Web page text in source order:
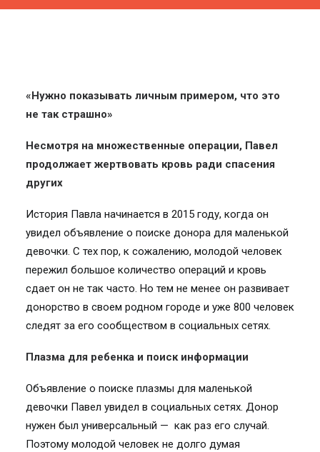
«Нужно показывать личным примером, что это
не так страшно»
Несмотря на множественные операции, Павел
продолжает жертвовать кровь ради спасения
других
История Павла начинается в 2015 году, когда он
увидел объявление о поиске донора для маленькой
девочки. С тех пор, к сожалению, молодой человек
пережил большое количество операций и кровь
сдает он не так часто. Но тем не менее он развивает
донорство в своем родном городе и уже 800 человек
следят за его сообществом в социальных сетях.
Плазма для ребенка и поиск информации
Объявление о поиске плазмы для маленькой
девочки Павел увидел в социальных сетях. Донор
нужен был универсальный — как раз его случай.
Поэтому молодой человек не долго думая